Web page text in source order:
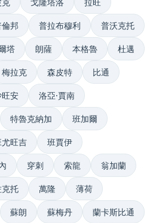
戈隆塔洛 拉旺
邦 普拉布穆利 普沃克托
塔 朗薩 本格魯 杜邁
梅拉克 森皮特 比通
安 洛亞·賈南
特魯克納加 班加爾
旺吉 班賈伊
穿刺 索龍 翁加蘭
托 萬隆 薄荷
蘇朗 蘇梅丹 蘭卡斯比通